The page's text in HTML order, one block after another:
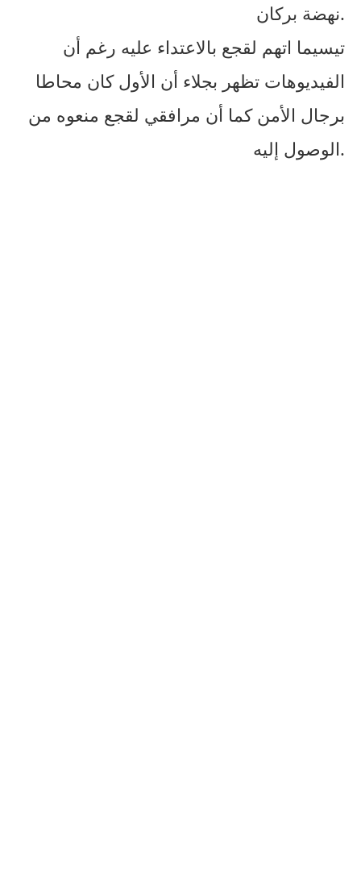
نهضة بركان.
تيسيما اتهم لقجع بالاعتداء عليه رغم أن
الفيديوهات تظهر بجلاء أن الأول كان محاطا
برجال الأمن كما أن مرافقي لقجع منعوه من
الوصول إليه.